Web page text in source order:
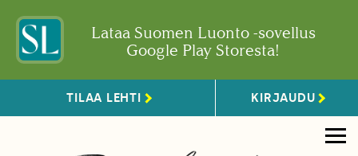
Lataa Suomen Luonto -sovellus
Google Play Storesta!
TILAA LEHTI KIRJAUDU